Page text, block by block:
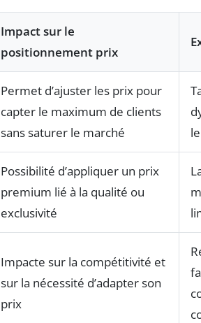
Impact sur le
positionnement prix
Permet d’ajuster les prix pour
capter le maximum de clients
sans saturer le marché
Possibilité d’appliquer un prix
premium lié à la qualité ou
exclusivité
Impacte sur la compétitivité et
sur la nécessité d’adapter son
prix